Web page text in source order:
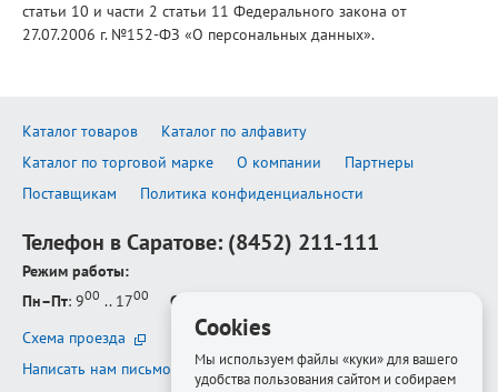
статьи 10 и части 2 статьи 11 Федерального закона от
27.07.2006 г. №152-ФЗ «О персональных данных».
Каталог товаров
Каталог по алфавиту
Каталог по торговой марке
О компании
Партнеры
Поставщикам
Политика конфиденциальности
Телефон в Саратове: (8452) 211-111
Режим работы:
Пн–Пт: 900 .. 1700 Сб–Вс
Схема проезда
Написать нам письмо
Cookies
Мы используем файлы «куки» для вашего
удобства пользования сайтом и собираем